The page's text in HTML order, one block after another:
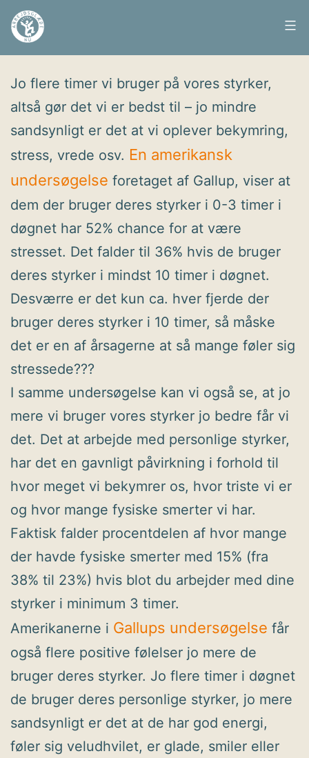
Fortsæt
Arbejdsglæde
Udgivet
Jo flere timer vi bruger på vores styrker,
altså gør det vi er bedst til – jo mindre
sandsynligt er det at vi oplever bekymring,
stress, vrede osv. En amerikansk
undersøgelse foretaget af Gallup, viser at
dem der bruger deres styrker i 0-3 timer i
døgnet har 52% chance for at være
stresset. Det falder til 36% hvis de bruger
deres styrker i mindst 10 timer i døgnet.
Desværre er det kun ca. hver fjerde der
bruger deres styrker i 10 timer, så måske
det er en af årsagerne at så mange føler sig
stressede???
I samme undersøgelse kan vi også se, at jo
mere vi bruger vores styrker jo bedre får vi
det. Det at arbejde med personlige styrker,
har det en gavnligt påvirkning i forhold til
hvor meget vi bekymrer os, hvor triste vi er
og hvor mange fysiske smerter vi har.
Faktisk falder procentdelen af hvor mange
der havde fysiske smerter med 15% (fra
38% til 23%) hvis blot du arbejder med dine
styrker i minimum 3 timer.
Amerikanerne i Gallups undersøgelse får
også flere positive følelser jo mere de
bruger deres styrker. Jo flere timer i døgnet
de bruger deres personlige styrker, jo mere
sandsynligt er det at de har god energi,
føler sig veludhvilet, er glade, smiler eller